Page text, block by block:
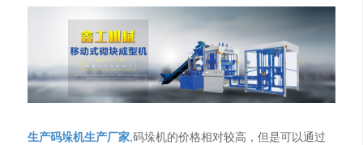
生产码垛机生产厂家,码垛机的价格相对较高，但是可以通过